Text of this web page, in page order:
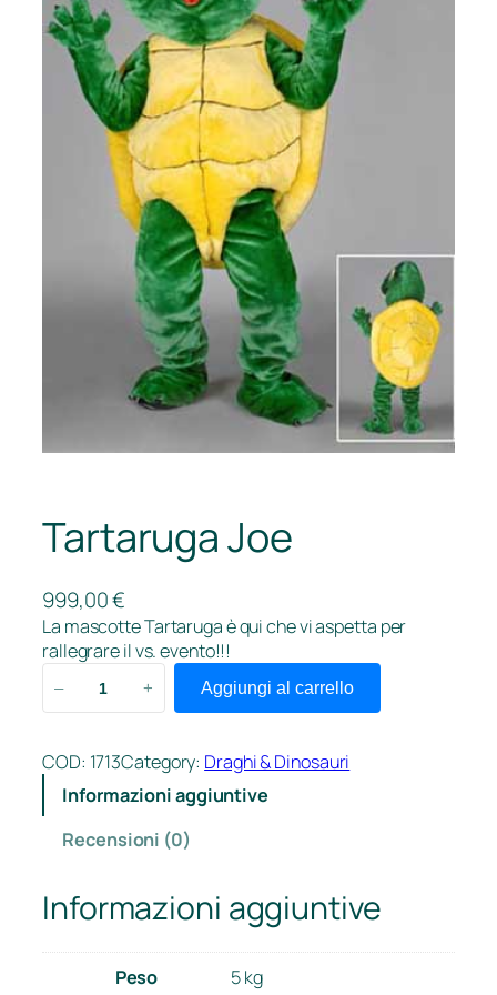
Tartaruga Joe
999,00€
La mascotte Tartaruga è qui che vi aspetta per
rallegrare il vs. evento!!!
t
a
J
– + Aggiungi al carrello
COD: 1713Category: Draghi & Dinosauri
Informazioni aggiuntive
Recensioni (0)
Informazioni aggiuntive
Peso
5 kg